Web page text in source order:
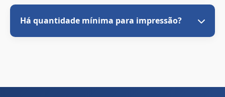
Há quantidade mínima para impressão?